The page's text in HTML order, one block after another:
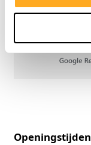
Openingstijden